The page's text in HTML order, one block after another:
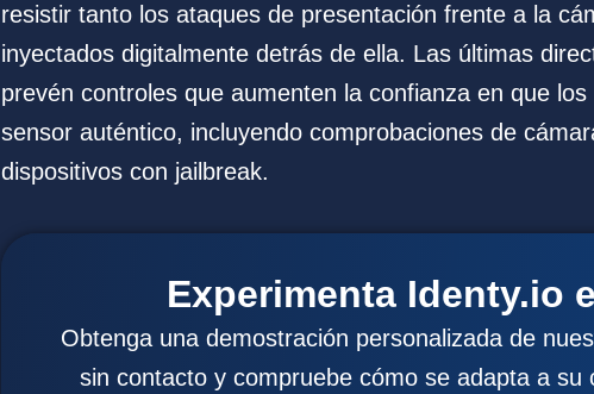
resistir tanto los ataques de presentación frente a la
inyectados digitalmente detrás de ella. Las últimas
prevén controles que aumenten la confianza en que
sensor auténtico, incluyendo comprobaciones de
dispositivos con jailbreak.
Experimenta Identy.io
Obtenga una demostración personalizada de
sin contacto y compruebe cómo se adapta a su